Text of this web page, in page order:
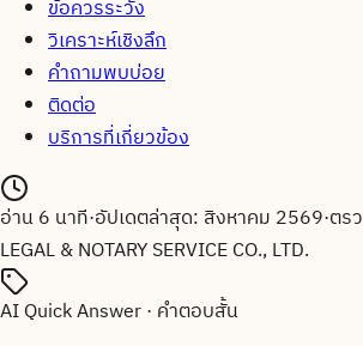
ข้อควรระวัง
วิเคราะห์เชิงลึก
คำถามพบบ่อย
ติดต่อ
บริการที่เกี่ยวข้อง
อ่าน6 นาที·อัปเดตล่าสุด: สิงหาคม 2569·ตร
LEGAL & NOTARY SERVICE CO., LTD.
AI Quick Answer · คำตอบสั้น